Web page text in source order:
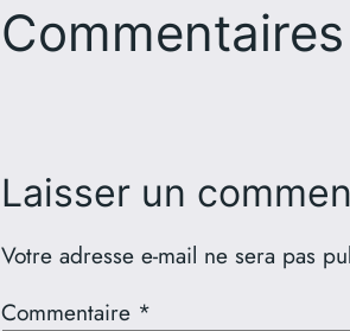
Commentaires
Laisser un
Votre adresse e-mail ne sera pas
Commentaire *